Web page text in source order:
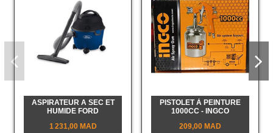
ASPIRATEUR A SEC ET
HUMIDE FORD
1 231,00 MAD
PISTOLET À PEINTURE
1000CC - INGCO
209,00 MAD